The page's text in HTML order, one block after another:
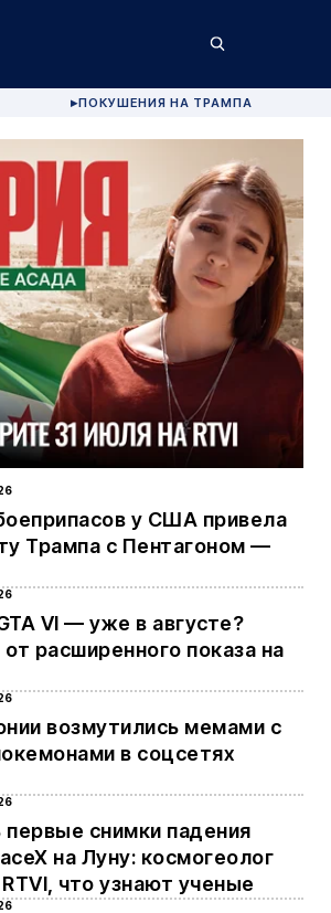
▶ПОКУШЕНИЯ НА ТРАМПА
у США привела
Трампа с Пентагоном —
VI — уже в августе?
расширенного показа на
возмутились мемами с
в соцсетях
первые снимки падения
на Луну: космогеолог
что узнают ученые